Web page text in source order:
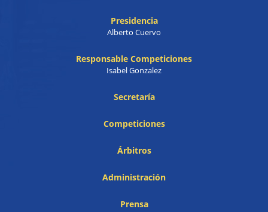
Presidencia
Alberto Cuervo
Responsable Competiciones
Isabel Gonzalez
Secretaría
Competiciones
Árbitros
Administración
Prensa